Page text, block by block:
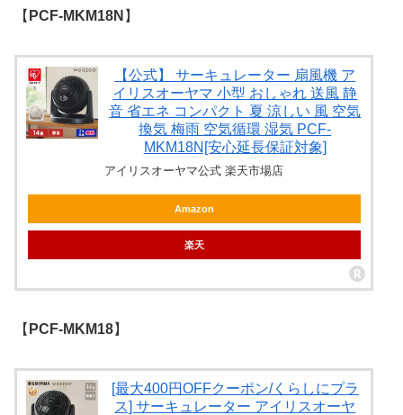
【 PCF-MKM18N 】
【公式】 サーキュレーター 扇風機 ア
イリスオーヤマ 小型 おしゃれ 送風 静
音 省エネ コンパクト 夏 涼しい 風 空気
換気 梅雨 空気循環 湿気 PCF-
MKM18N[安心延長保証対象]
アイリスオーヤマ公式 楽天市場店
Amazon
楽天
【 PCF-MKM18】
[最大400円OFFクーポン/くらしにプラ
ス] サーキュレーター アイリスオーヤ